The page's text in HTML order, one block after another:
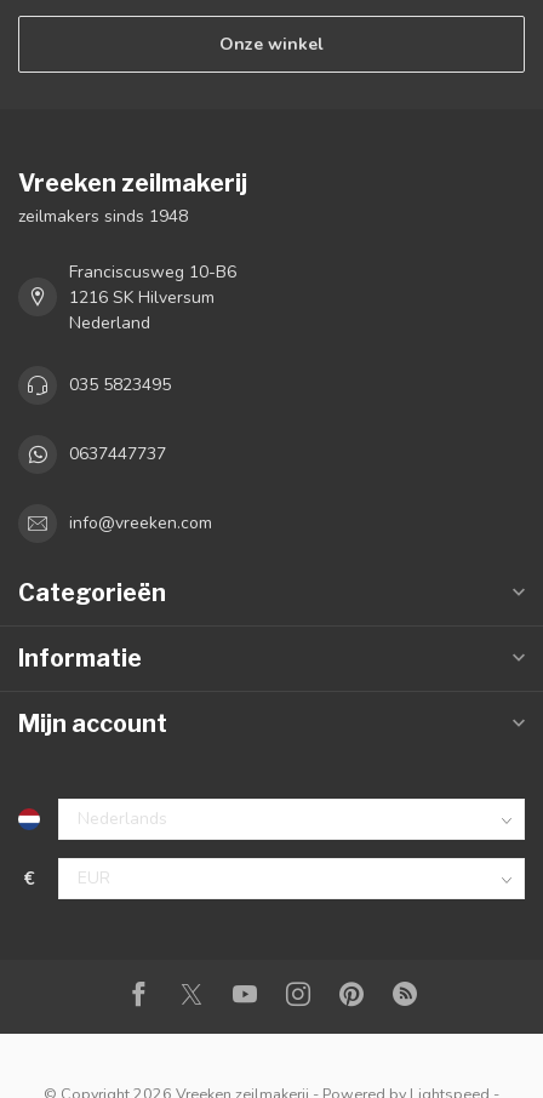
Onze winkel
Vreeken zeilmakerij
zeilmakers sinds 1948
Franciscusweg 10-B6
1216 SK Hilversum
Nederland
035 5823495
0637447737
info@vreeken.com
Categorieën
Informatie
Mijn account
€
© Copyright 2026 Vreeken zeilmakerij - Powered by Lightspeed -